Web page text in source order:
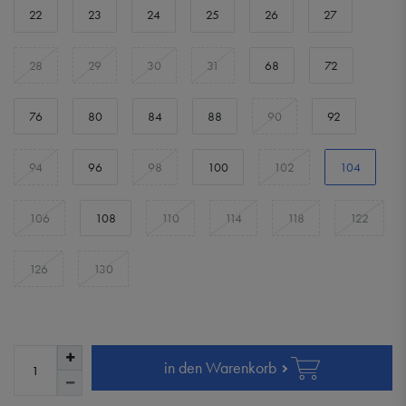
22 23 24 25 26 27
28 29 30 31 68 72
76 80 84 88 90 92
94 96 98 100 102 104
106 108 110 114 118 122
126 130
in den Warenkorb